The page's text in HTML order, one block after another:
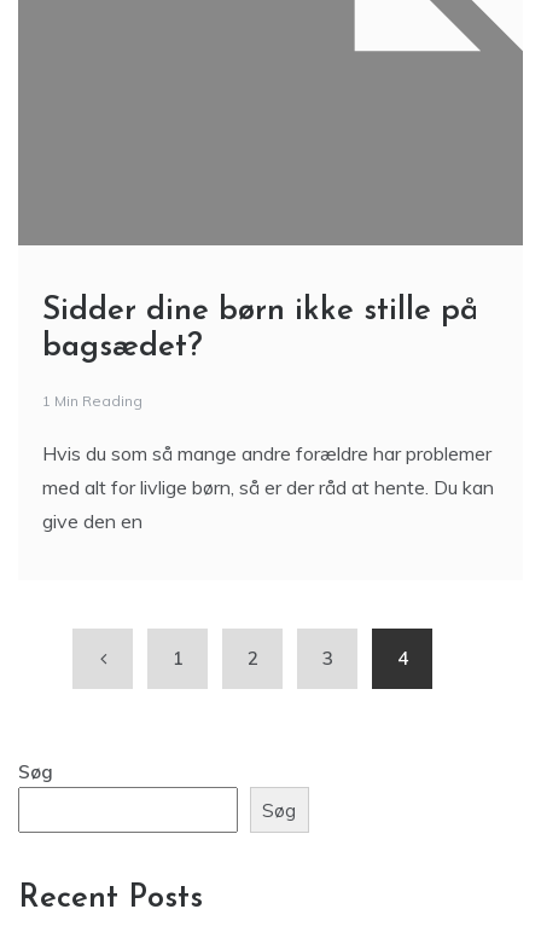
Sidder dine børn ikke stille på
bagsædet?
1 Min Reading
Hvis du som så mange andre forældre har problemer
med alt for livlige børn, så er der råd at hente. Du kan
give den en
1 2 3 4
Søg
Søg
Recent Posts